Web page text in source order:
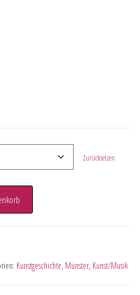
Zurücksetzen
Kunstgeschichte, Münster, Kunst/Musik